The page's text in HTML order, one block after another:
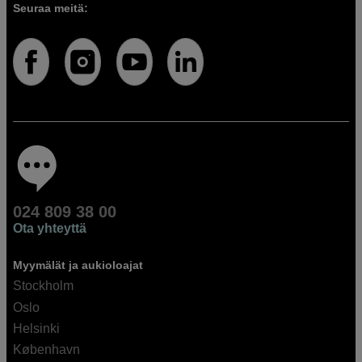
Seuraa meitä:
024 809 38 00
Ota yhteyttä
Myymälät ja aukioloajat
Stockholm
Oslo
Helsinki
København